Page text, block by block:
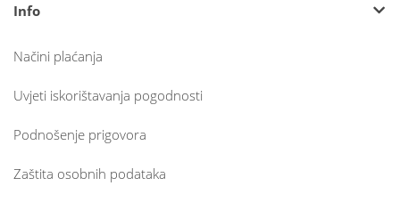
Info
Načini plaćanja
Uvjeti iskorištavanja pogodnosti
Podnošenje prigovora
Zaštita osobnih podataka